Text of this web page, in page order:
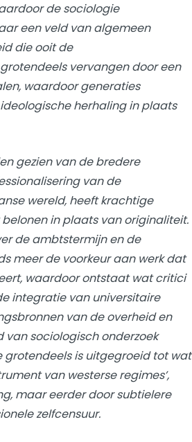
de sociologie
een veld van algemeen
die ooit de
vervangen door een
waardoor generaties
herhaling in plaats
gezien van de bredere
van de
wereld, heeft krachtige
in plaats van originaliteit.
de ambtstermijn en de
meer de voorkeur aan werk dat
waardoor ontstaat wat critici
integratie van universitaire
van de overheid en
sociologisch onderzoek
grotendeels is uitgegroeid tot wat
van westerse regimes’,
maar eerder door subtielere
zelfcensuur.